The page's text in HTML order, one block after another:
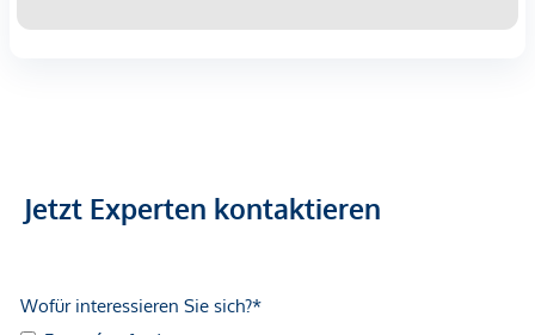
Jetzt Experten kontaktieren